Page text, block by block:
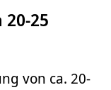
25
von ca. 20-